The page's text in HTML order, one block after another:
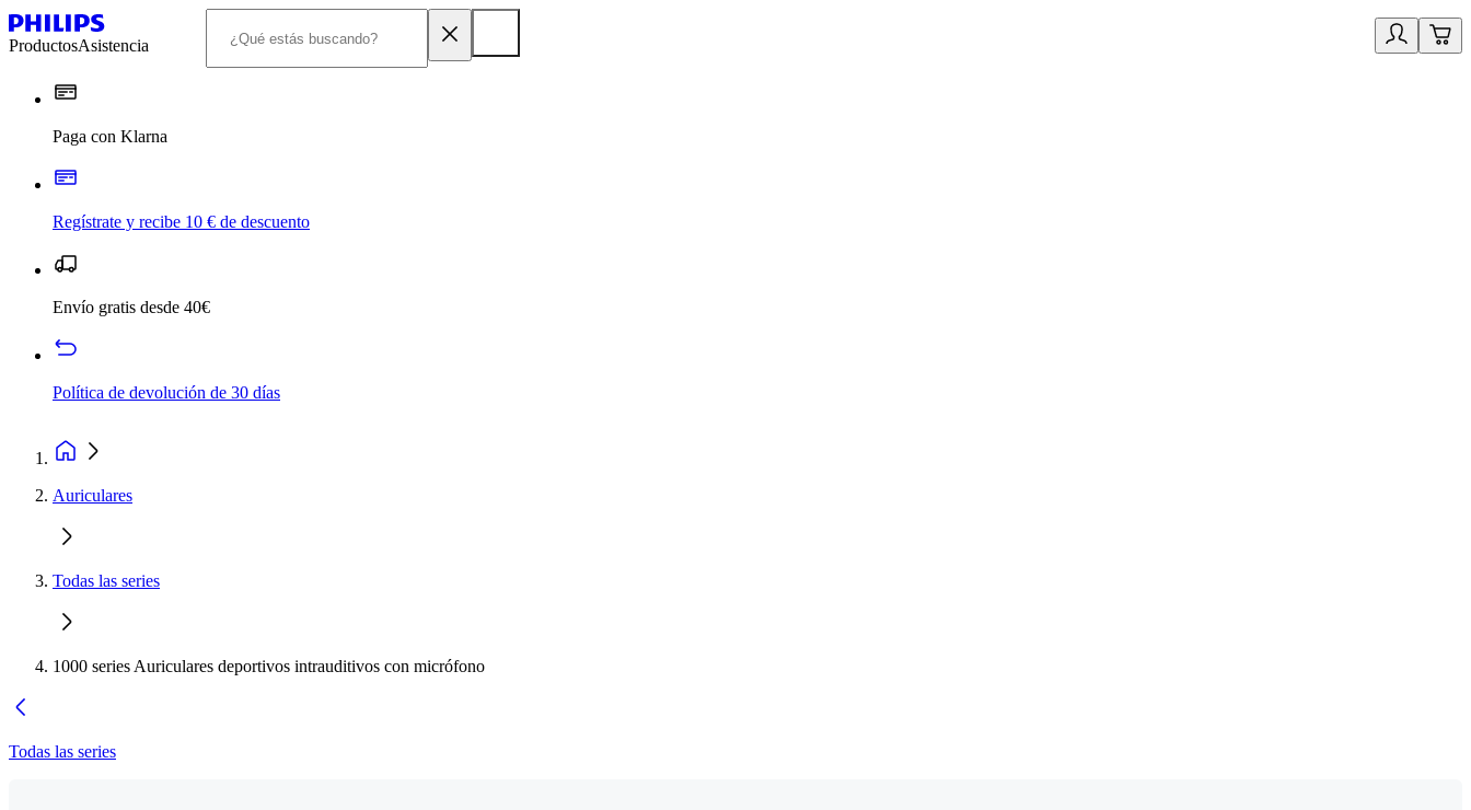
ProductosAsistencia
Paga con Klarna
Regístrate y recibe 10 € de descuento
Envío gratis desde 40€
Política de devolución de 30 días
Auriculares
Todas las series
1000 series Auriculares deportivos intrauditivos con micrófono
Todas las series